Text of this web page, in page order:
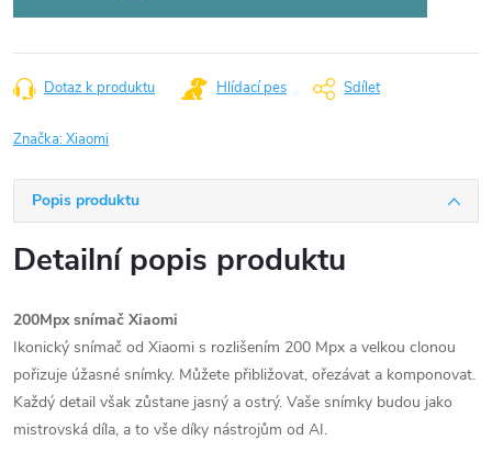
Dotaz k produktu Hlídací pes Sdílet
Značka:Xiaomi
Popis produktu
Detailní popis produktu
200Mpx snímač Xiaomi
Ikonický snímač od Xiaomi s rozlišením 200 Mpx a velkou clonou
pořizuje úžasné snímky. Můžete přibližovat, ořezávat a komponovat.
Každý detail však zůstane jasný a ostrý. Vaše snímky budou jako
mistrovská díla, a to vše díky nástrojům od AI.